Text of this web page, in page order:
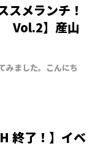
スメランチ！
Vol.2】産山
みました。こんにち
終了！】イベ